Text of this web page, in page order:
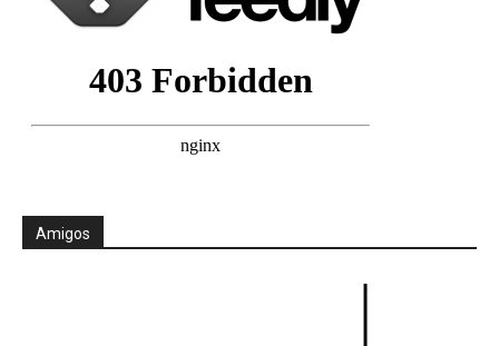
Amigos